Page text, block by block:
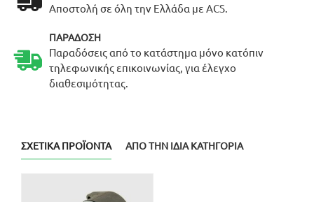
Αποστολή σε όλη την Ελλάδα με ACS.
ΠΑΡΆΔΟΣΗ
Παραδόσεις από το κατάστημα μόνο κατόπιν
τηλεφωνικής επικοινωνίας, για έλεγχο
διαθεσιμότητας.
ΣΧΕΤΙΚΆ ΠΡΟΪΌΝΤΑ ΑΠΌ ΤΗΝ ΊΔΙΑ ΚΑΤΗΓΟΡΊΑ